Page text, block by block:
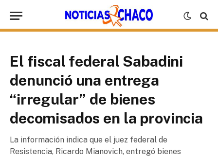
El fiscal federal Sabadini
denunció una entrega
“irregular” de bienes
decomisados en la provincia
La información indica que el juez federal de
Resistencia, Ricardo Mianovich, entregó bienes